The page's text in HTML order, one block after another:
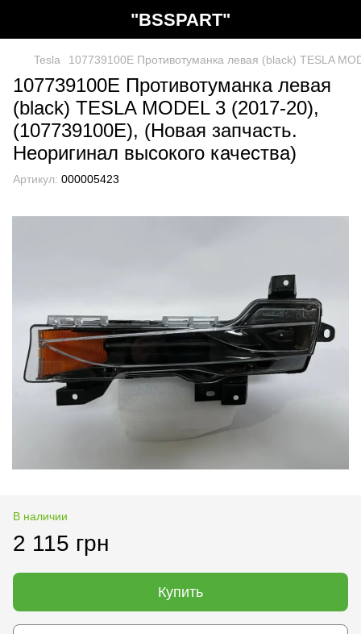
"BSSPART"
Tesla 107739100E Противотуманка левая (black) TESLA
107739100E Противотуманка левая
(black) TESLA MODEL 3 (2017-20),
(107739100E), (Новая запчасть.
Неоригинал высокого качества)
Артикул: 000005423
В наличии
2 115 грн
Купить